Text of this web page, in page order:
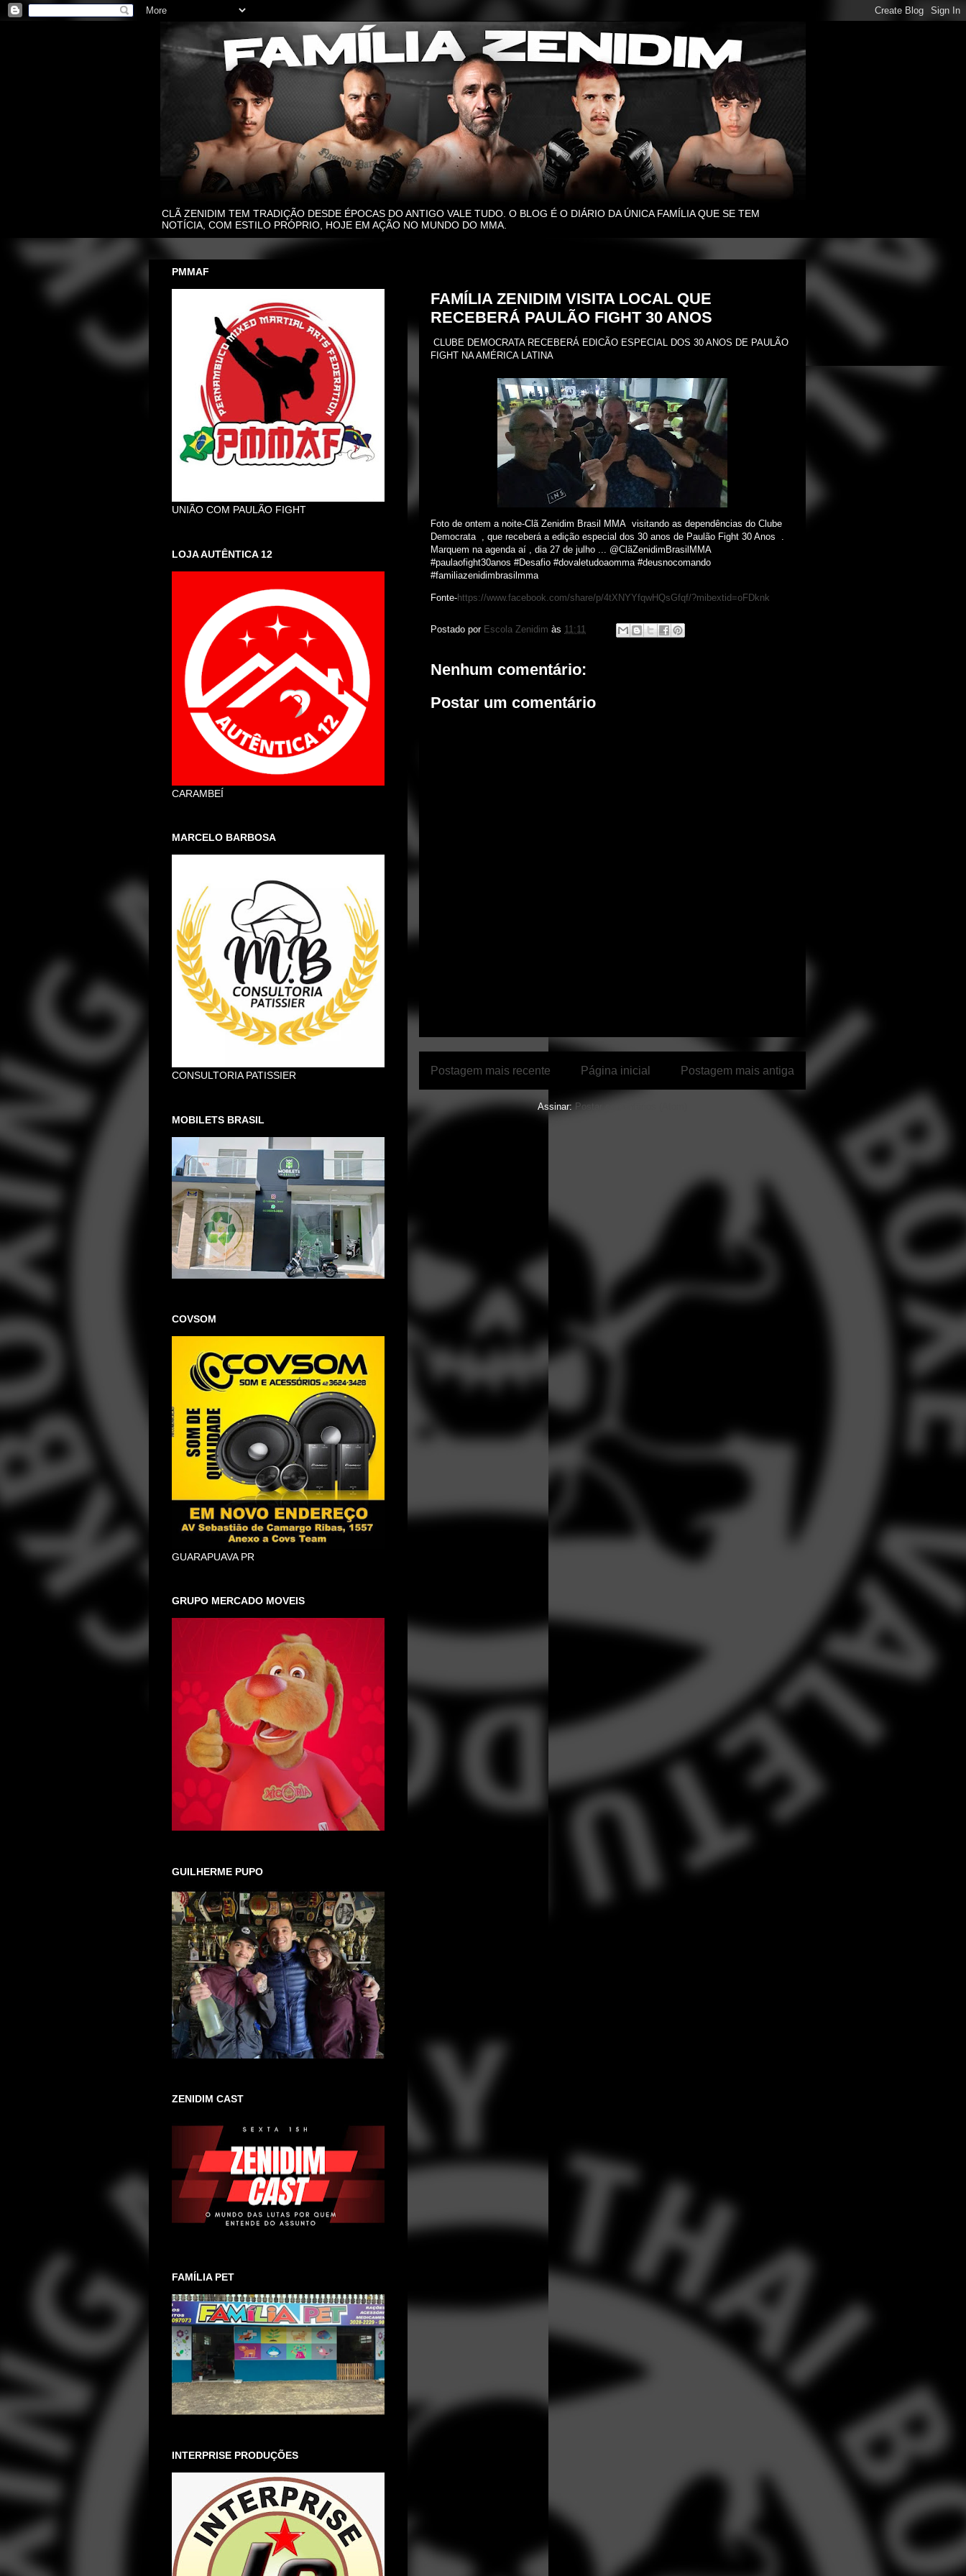
CLÃ ZENIDIM TEM TRADIÇÃO DESDE ÉPOCAS DO ANTIGO VALE TUDO. O BLOG É O DIÁRIO DA ÚNICA FAMÍLIA QUE SE TEM
NOTÍCIA, COM ESTILO PRÓPRIO, HOJE EM AÇÃO NO MUNDO DO MMA.
FAMÍLIA ZENIDIM VISITA LOCAL QUE
RECEBERÁ PAULÃO FIGHT 30 ANOS
CLUBE DEMOCRATA RECEBERÁ EDICÃO ESPECIAL DOS 30 ANOS DE PAULÃO
FIGHT NA AMÉRICA LATINA
Foto de ontem a noite-Clã Zenidim Brasil MMA visitando as dependências do Clube
Democrata , que receberá a edição especial dos 30 anos de Paulão Fight 30 Anos .
Marquem na agenda aí , dia 27 de julho ... @ClãZenidimBrasilMMA
#paulaofight30anos #Desafio #dovaletudoaomma #deusnocomando
#familiazenidimbrasilmma
Fonte-https://www.facebook.com/share/p/4tXNYYfqwHQsGfqf/?mibextid=oFDknk
Postado por Escola Zenidim às 11:11
Nenhum comentário:
Postar um comentário
Postagem mais recente Postagem mais antiga
Página inicial
Assinar:Postar comentários (Atom)
PMMAF
UNIÃO COM PAULÃO FIGHT
LOJA AUTÊNTICA 12
CARAMBEÍ
MARCELO BARBOSA
CONSULTORIA PATISSIER
MOBILETS BRASIL
COVSOM
GUARAPUAVA PR
GRUPO MERCADO MOVEIS
GUILHERME PUPO
ZENIDIM CAST
FAMÍLIA PET
INTERPRISE PRODUÇÕES